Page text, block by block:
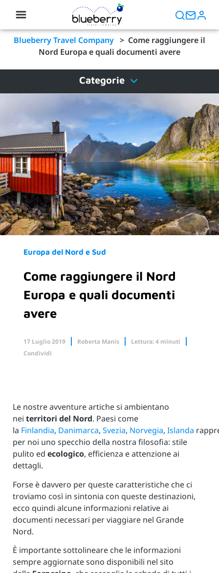
Blueberry Travel Company > Come raggiungere il
Nord Europa e quali documenti avere
Categorie
Europa del Nord e Sud
Come raggiungere il Nord
Europa e quali documenti
avere
17 Luglio 2019 Roberta Manis
Lettura: 4 minuti
Condividi
Le nostre avventure artiche si ambientano
nei territori del Nord. Paesi come
la Finlandia, Danimarca, Svezia, Norvegia, Islanda
per noi uno specchio della nostra filosofia: stile
pulito ed ecologico, efficienza e attenzione ai
dettagli.
Forse è davvero per queste caratteristiche che ci
troviamo così in sintonia con queste destinazioni,
ecco quindi alcune informazioni relative ai
documenti necessari per viaggiare nel Grande
Nord.
È importante sottolineare che le informazioni
sempre aggiornate sono disponibili nel sito